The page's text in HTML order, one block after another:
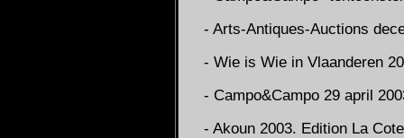
- Arts-Antiques-Auctions
- Wie is Wie in Vlaanderen
- Campo&Campo 29 april
- Akoun 2003. Edition La